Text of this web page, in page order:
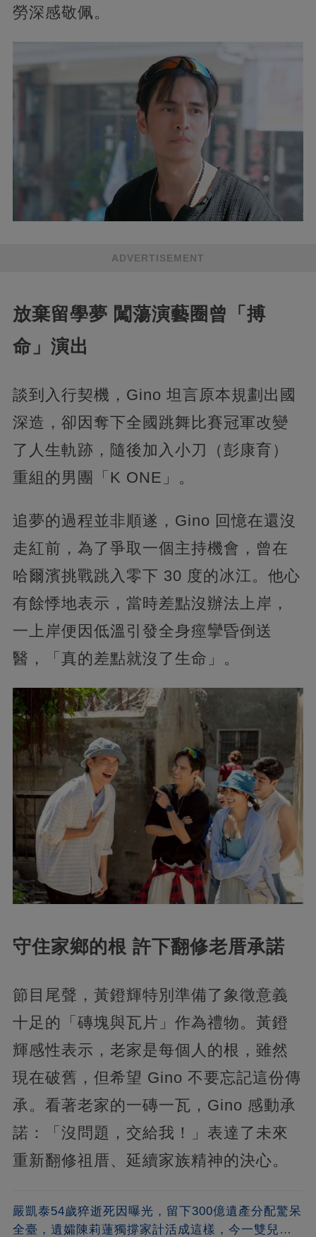
勞深感敬佩。
ADVERTISEMENT
放棄留學夢 闖蕩演藝圈曾「搏
命」演出
談到入行契機，Gino 坦言原本規劃出國
深造，卻因奪下全國跳舞比賽冠軍改變
了人生軌跡，隨後加入小刀（彭康育）
重組的男團「K ONE」。
追夢的過程並非順遂，Gino 回憶在還沒
走紅前，為了爭取一個主持機會，曾在
哈爾濱挑戰跳入零下 30 度的冰江。他心
有餘悸地表示，當時差點沒辦法上岸，
一上岸便因低溫引發全身痙攣昏倒送
醫，「真的差點就沒了生命」。
守住家鄉的根 許下翻修老厝承諾
節目尾聲，黃鐙輝特別準備了象徵意義
十足的「磚塊與瓦片」作為禮物。黃鐙
輝感性表示，老家是每個人的根，雖然
現在破舊，但希望 Gino 不要忘記這份傳
承。看著老家的一磚一瓦，Gino 感動承
諾：「沒問題，交給我！」表達了未來
重新翻修祖厝、延續家族精神的決心。
嚴凱泰54歲猝逝死因曝光，留下300億遺產分配驚呆
全臺，遺孀陳莉蓮獨撐家計活成這樣，今一雙兒女